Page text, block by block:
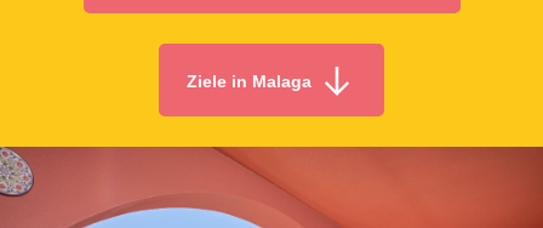
Ziele in Malaga